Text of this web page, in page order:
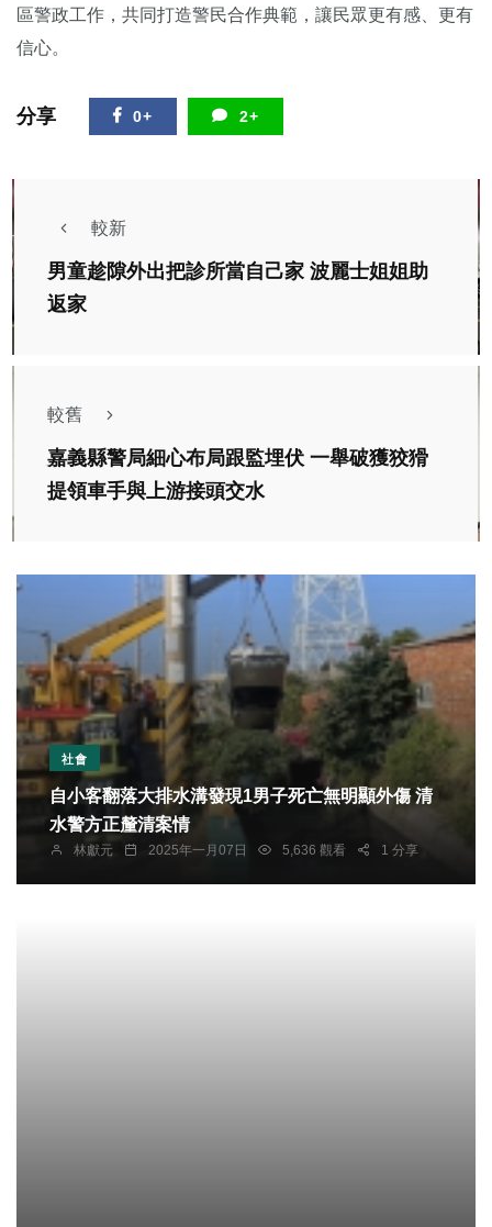
區警政工作，共同打造警民合作典範，讓民眾更有感、更有
信心。
分享 0+ 2+
較新
男童趁隙外出把診所當自己家 波麗士姐姐助
返家
較舊
嘉義縣警局細心布局跟監埋伏 一舉破獲狡猾
提領車手與上游接頭交水
社會
自小客翻落大排水溝發現1男子死亡無明顯外傷 清
水警方正釐清案情
林獻元 2025年一月07日 5,636 觀看 1 分享